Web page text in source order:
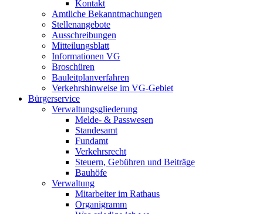
Kontakt
Amtliche Bekanntmachungen
Stellenangebote
Ausschreibungen
Mitteilungsblatt
Informationen VG
Broschüren
Bauleitplanverfahren
Verkehrshinweise im VG-Gebiet
Bürgerservice
Verwaltungsgliederung
Melde- & Passwesen
Standesamt
Fundamt
Verkehrsrecht
Steuern, Gebühren und Beiträge
Bauhöfe
Verwaltung
Mitarbeiter im Rathaus
Organigramm